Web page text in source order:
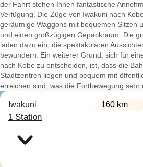
der Fahrt stehen Ihnen fantastische
Verfügung. Die Züge von Iwakuni nach
geräumige Waggons mit bequemen Sitzen
und einen großzügigen Gepäckraum. Die
laden dazu ein, die spektakulären
bewundern. Ein weiterer Grund, sich für
nach Kobe zu entscheiden, ist, dass die
Stadtzentren liegen und bequem mit
erreichen sind, was die Fortbewegung sehr
Iwakuni 160 km
1 Station